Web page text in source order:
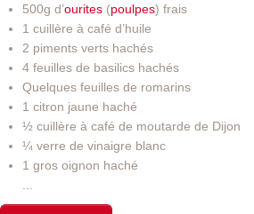
500g d’ourites (poulpes) frais
1 cuillère à café d’huile
2 piments verts hachés
4 feuilles de basilics hachés
Quelques feuilles de romarins
1 citron jaune haché
½ cuillère à café de moutarde de Dijon
¼ verre de vinaigre blanc
1 gros oignon haché